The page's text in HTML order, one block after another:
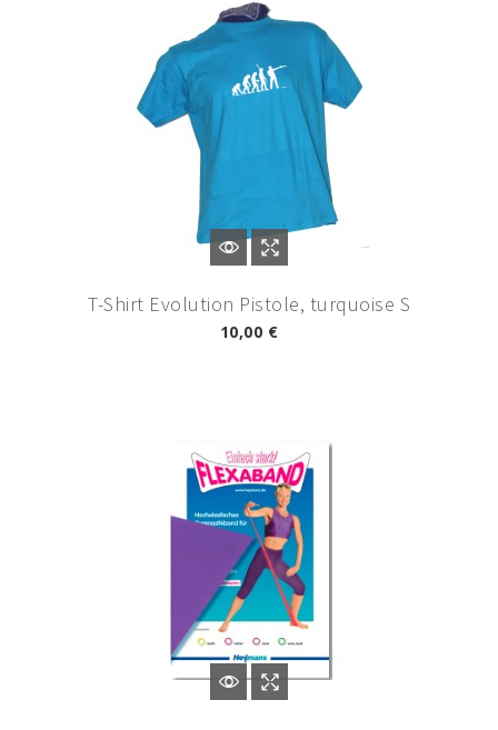
T-Shirt Evolution Pistole, turquoise S
10,00 €